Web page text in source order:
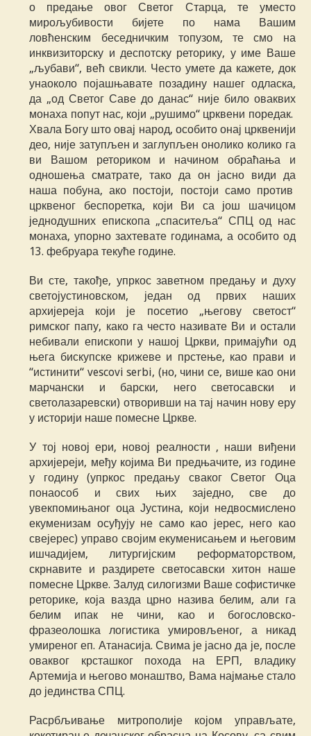
о предање овог Светог Старца, те уместо
мирољубивости бијете по нама Вашим
ловћенским беседничким топузом, те смо на
инквизиторску и деспотску реторику, у име Ваше
„љубави“, већ свикли. Често умете да кажете, док
унаоколо појашњавате позадину нашег одласка,
да „од Светог Саве до данас“ није било оваквих
монаха попут нас, који „рушимо“ црквени поредак.
Хвала Богу што овај народ, особито онај црквенији
део, није затупљен и заглупљен онолико колико га
ви Вашом реториком и начином обраћања и
одношења сматрате, тако да он јасно види да
наша побуна, ако постоји, постоји само против
црквеног беспоретка, који Ви са још шачицом
једнодушних епископа „спаситеља“ СПЦ од нас
монаха, упорно захтевате годинама, а особито од
13. фебруара текуће године.
Ви сте, такође, упркос заветном предању и духу
светојустиновском, један од првих наших
архијереја који је посетио „његову светост“
римског папу, како га често називате Ви и остали
небивали епископи у нашој Цркви, примајући од
њега бискупске крижеве и прстење, као прави и
“истинити“ vescovi serbi, (но, чини се, више као они
марчански и барски, него светосавски и
светолазаревски) отворивши на тај начин нову еру
у историји наше помесне Цркве.
У тој новој ери, новој реалности , наши виђени
архијереји, међу којима Ви предњачите, из године
у годину (упркос предању сваког Светог Оца
понаособ и свих њих заједно, све до
увекпомињаног оца Јустина, који недвосмислено
екуменизам осуђују не само као јерес, него као
свејерес) управо својим екуменисањем и његовим
ишчадијем, литургијским реформаторством,
скрнавите и раздирете светосавски хитон наше
помесне Цркве. Залуд силогизми Ваше софистичке
реторике, која вазда црно назива белим, али га
белим ипак не чини, као и богословско-
фразеолошка логистика умировљеног, а никад
умиреног еп. Атанасија. Свима је јасно да је, после
оваквог крсташког похода на ЕРП, владику
Артемија и његово монаштво, Вама најмање стало
до јединства СПЦ.
Расрбљивање митрополије којом управљате,